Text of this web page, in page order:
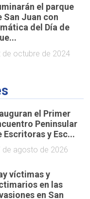
el parque
San Juan con
del Día de
de octubre de 2024
el Primer
Peninsular
Escritoras y Esc...
de agosto de 2026
víctimas y
en las
en San